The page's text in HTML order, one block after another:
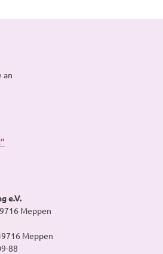
an
e.V.
Meppen
Meppen
88